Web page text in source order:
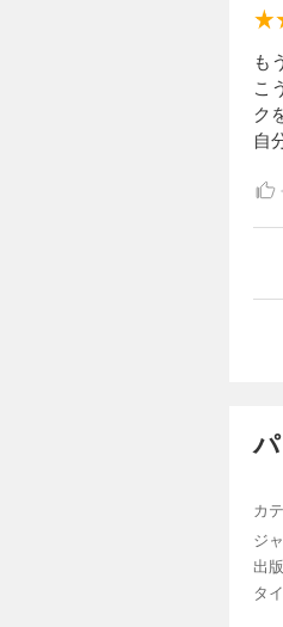
も
こ
ク
自
カ
ジ
出
タ